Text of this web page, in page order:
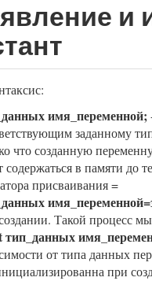
и
имя_переменной;
заданному
что созданную
содержаться в памяти
присваивания =
Такой процесс
тип_данных
от типа данных
при